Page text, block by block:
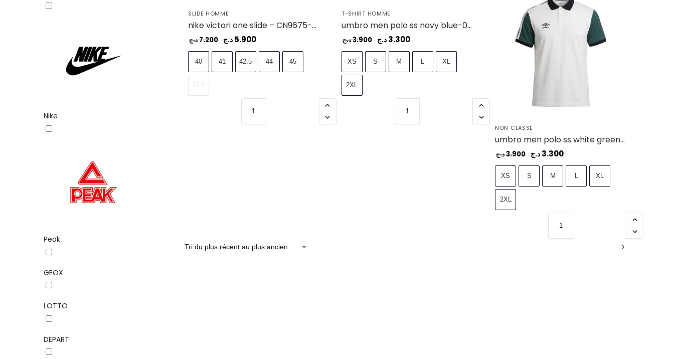
SLIDE HOMME
nike victori one slide – CN9675-017
7.200د.ج 5.900 د.ج
40 41 42.5 44 45
T-SHIRT HOMME
umbro men polo ss navy blue-002 – UAA241M014 -002
3.900د.ج 3.300 د.ج
XS S M L XL
2XL
NON CLASSÉ
umbro men polo ss white green-100 – UAA241M011-100
3.900د.ج 3.300 د.ج
XS S M XL
2XL
Nike
Peak
GEOX
LOTTO
DEPART